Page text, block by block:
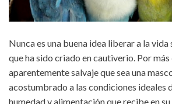
Nunca es una buena idea liberar a la vida
que ha sido criado en cautiverio. Por
aparentemente salvaje que sea una
acostumbrado a las condiciones ideales
humedad y alimentación que recibe en